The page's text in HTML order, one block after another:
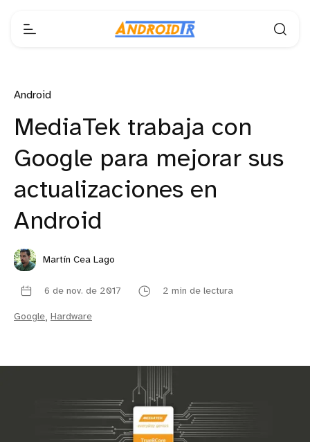
Android
MediaTek trabaja con
Google para mejorar sus
actualizaciones en
Android
Martín Cea Lago
6 de nov. de 2017 2 min de lectura
Google, Hardware